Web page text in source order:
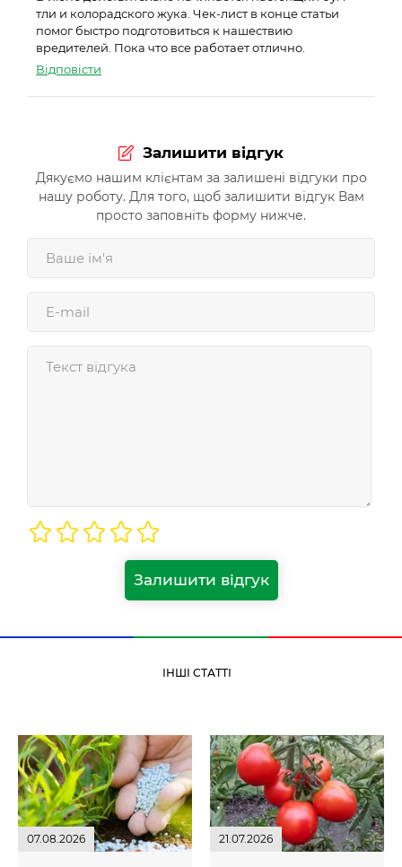
тли и колорадского жука. Чек-лист в конце статьи
помог быстро подготовиться к нашествию
вредителей. Пока что все работает отлично.
Відповісти
Залишити відгук
Дякуємо нашим клієнтам за залишені відгуки про
нашу роботу. Для того, щоб залишити відгук Вам
просто заповніть форму нижче.
Залишити відгук
ІНШІ СТАТТІ
07.08.2026 21.07.2026